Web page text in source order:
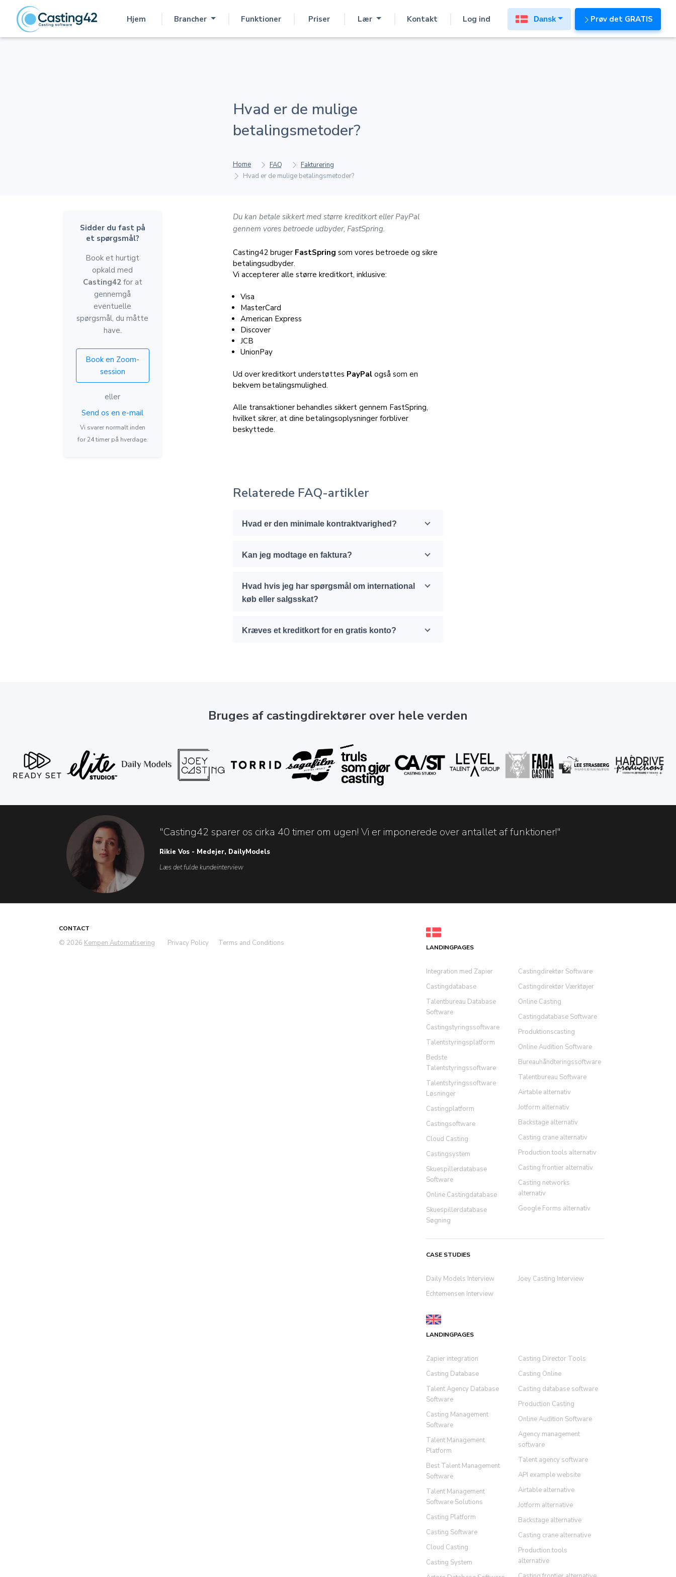
Hjem
(aktuel)
Brancher Funktioner Priser Lær Kontakt Log ind Dansk Prøv det GRATIS
Hvad er de mulige
betalingsmetoder?
Home FAQ
Fakturering
Hvad er de mulige betalingsmetoder?
Sidder du fast på
et spørgsmål?
Book et hurtigt
opkald med
Casting42for at
gennemgå
eventuelle
spørgsmål, du måtte
have.
Book en Zoom-
session
eller
Send os en e-mail
Vi svarer normalt inden
for 24 timer på hverdage.
Du kan betale sikkert med større kreditkort eller PayPal
gennem vores betroede udbyder, FastSpring.
Casting42 bruger FastSpring som vores betroede og sikre
betalingsudbyder.
Vi accepterer alle større kreditkort, inklusive:
Visa
MasterCard
American Express
Discover
JCB
UnionPay
Ud over kreditkort understøttes PayPalogså som en
bekvem betalingsmulighed.
Alle transaktioner behandles sikkert gennem FastSpring,
hvilket sikrer, at dine betalingsoplysninger forbliver
beskyttede.
Relaterede FAQ-artikler
Hvad er den minimale kontraktvarighed?
Kan jeg modtage en faktura?
Hvad hvis jeg har spørgsmål om international
køb eller salgsskat?
Kræves et kreditkort for en gratis konto?
Bruges af castingdirektører over hele verden
"Casting42 sparer os cirka 40 timer om ugen! Vi er imponerede over antallet af funktioner!"
Rikie Vos - Medejer, DailyModels
Læs det fulde kundeinterview
CONTACT
© 2026 Kempen Automatisering Privacy Policy Terms and Conditions LANDINGPAGES
Integration med Zapier
Castingdatabase
Talentbureau Database
Software
Castingstyringssoftware
Talentstyringsplatform
Bedste
Talentstyringssoftware
Talentstyringssoftware
Løsninger
Castingplatform
Castingsoftware
Cloud Casting
Castingsystem
Skuespillerdatabase
Software
Online Castingdatabase
Skuespillerdatabase
Søgning
Castingdirektør Software
Castingdirektør Værktøjer
Online Casting
Castingdatabase Software
Produktionscasting
Online Audition Software
Bureauhåndteringssoftware
Talentbureau Software
Airtable alternativ
Jotform alternativ
Backstage alternativ
Casting crane alternativ
Production.tools alternativ
Casting frontier alternativ
Casting networks
alternativ
Google Forms alternativ
CASE STUDIES
Daily Models Interview
Echtemensen Interview
Joey Casting Interview
LANDINGPAGES
Zapier integration
Casting Database
Talent Agency Database
Software
Casting Management
Software
Talent Management
Platform
Best Talent Management
Software
Talent Management
Software Solutions
Casting Platform
Casting Software
Cloud Casting
Casting System
Casting Director Tools
Casting Online
Casting database software
Production Casting
Online Audition Software
Agency management
software
Talent agency software
API example website
Airtable alternative
Jotform alternative
Backstage alternative
Casting crane alternative
Production.tools
alternative